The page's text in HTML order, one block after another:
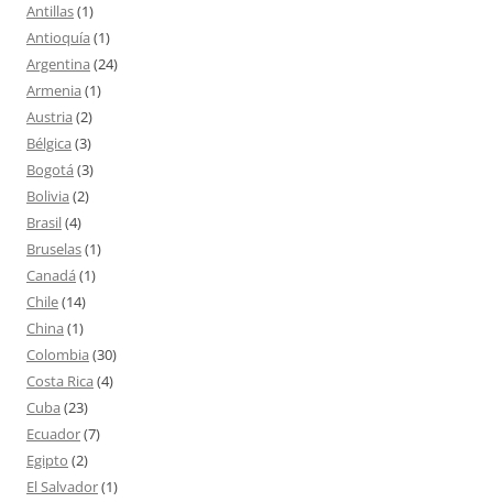
Antillas(1)
Antioquía (1)
Argentina (24)
Armenia (1)
Austria (2)
Bélgica (3)
Bogotá (3)
Bolivia (2)
Brasil(4)
Bruselas(1)
Canadá (1)
Chile(14)
China (1)
Colombia (30)
Costa Rica (4)
Cuba (23)
Ecuador(7)
Egipto (2)
El Salvador(1)